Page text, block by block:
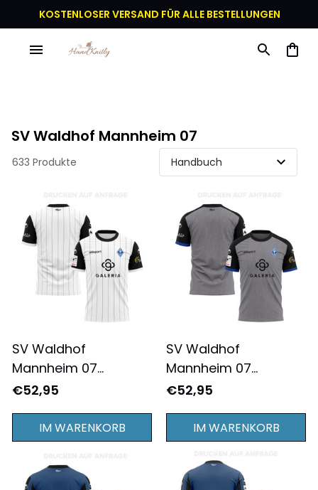
KOSTENLOSER VERSAND FÜR ALLE BESTELLUNGEN
SV Waldhof Mannheim 07
633 Produkte
SV Waldhof
Mannheim 07
2025/26 Auswärts
Komplett Bedruckt -
Weiß
€52,95
IM WARENKORB
SV Waldhof
Mannheim 07
2025/26 Drittes
Komplett Bedruckt -
Grau
€52,95
IM WARENKORB